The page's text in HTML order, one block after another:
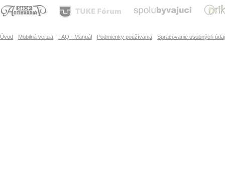
Úvod Mobilná verzia FAQ - Manuál Podmienky používania Spracovanie osobných